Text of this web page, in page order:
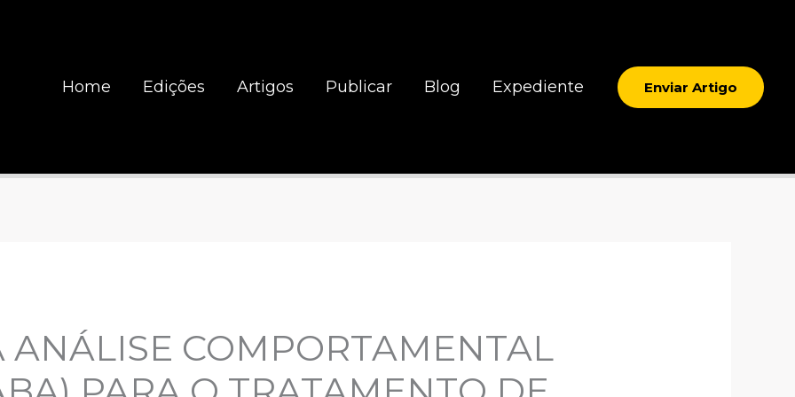
Home Edições Artigos Publicar Blog Expediente Enviar Artigo
ANÁLISE COMPORTAMENTAL